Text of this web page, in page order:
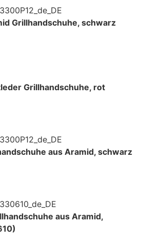
Grillhandschuhe, schwarz
Grillhandschuhe, rot
aus Aramid, schwarz
aus Aramid,